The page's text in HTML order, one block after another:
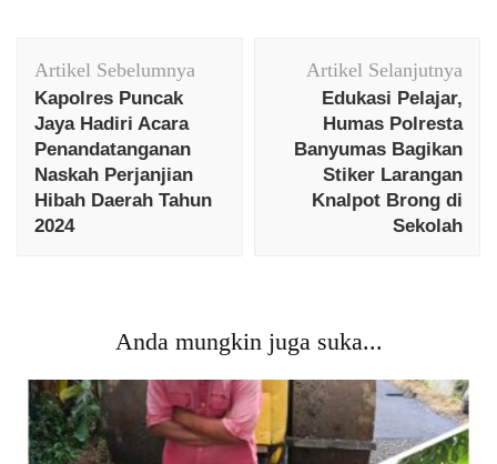
Artikel
Artikel Sebelumnya
Kapolres Puncak
Jaya Hadiri Acara
Penandatanganan
Naskah Perjanjian
Hibah Daerah Tahun
2024
Artikel Selanjutnya
Edukasi Pelajar,
Humas Polresta
Banyumas Bagikan
Stiker Larangan
Knalpot Brong di
Sekolah
Anda mungkin juga suka...